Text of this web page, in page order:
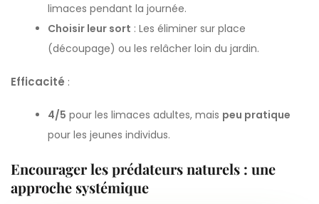
limaces pendant la journée.
Choisir leur sort : Les éliminer sur place
(découpage) ou les relâcher loin du jardin.
Efficacité :
4/5 pour les limaces adultes, mais peu pratique
pour les jeunes individus.
Encourager les prédateurs naturels : une
approche systémique